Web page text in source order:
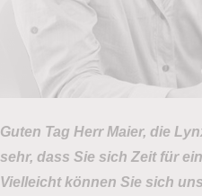
Guten Tag Herr Maier, die
sehr, dass Sie sich Zeit für
Vielleicht können Sie sich